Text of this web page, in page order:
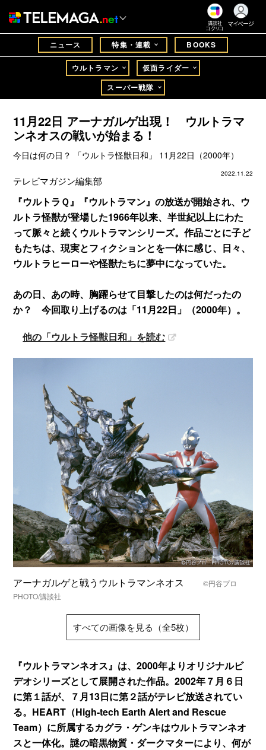
講談社
コクリコ
マイページ
ニュース 特集・連載 BOOKS
ウルトラマン
仮面ライダー
スーパー戦隊
11月22日 アーナガルゲ出現！ ウルトラマ
ンネオスの戦いが始まる！
今日は何の日？ 「ウルトラ怪獣日和」 11月22日（2000年）
2022.11.22
テレビマガジン編集部
『ウルトラＱ』『ウルトラマン』の放送が開始され、ウ
ルトラ怪獣が登場した1966年以来、半世紀以上にわた
って脈々と続くウルトラマンシリーズ。作品ごとに子ど
もたちは、現実とフィクションとを一体に感じ、日々、
ウルトラヒーローや怪獣たちに夢中になっていた。
あの日、あの時、胸躍らせて目撃したのは何だったの
か？ 今回取り上げるのは「11月22日」（2000年）。
他の「ウルトラ怪獣日和」を読む
アーナガルゲと戦うウルトラマンネオス©円谷プロ
PHOTO/講談社
すべての画像を見る（全5枚）
『ウルトラマンネオス』は、2000年よりオリジナルビ
デオシリーズとして展開された作品。2002年７月６日
に第１話が、７月13日に第２話がテレビ放送されてい
る。HEART（High-tech Earth Alert and Rescue
Team）に所属するカグラ・ゲンキはウルトラマンネオ
スと一体化。謎の暗黒物質・ダークマターにより、何が